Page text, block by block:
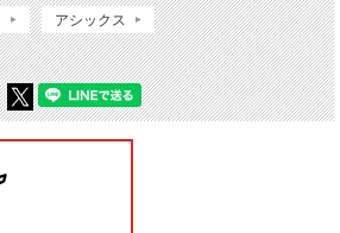
アシックス